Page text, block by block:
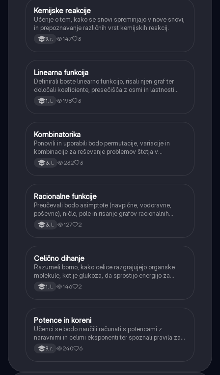
Naravoslovje
Kemijske reakcije
Učenje o tem, kako se snovi spreminjajo v nove snovi,
in prepoznavanje različnih vrst kemijskih reakcij.
9. r. 147 3
Matematika
Linearna funkcija
Definirali boste linearno funkcijo, risali njen graf ter
določali koeficiente, presečišča z osmi in lastnosti
(naraščanje/padanje).
1. l. 198 3
Matematika
Kombinatorika
Ponovili in uporabili bodo permutacije, variacije in
kombinacije za reševanje problemov štetja v
verjetnosti.
3. l. 232 3
Matematika
Racionalne funkcije
Preučevali bodo asimptote (navpične, vodoravne,
poševne), ničle, pole in risanje grafov racionalnih
funkcij.
3. l. 127 2
Biologija
Celično dihanje
Razumeli bomo, kako celice razgrajujejo organske
molekule, kot je glukoza, da sprostijo energijo za
svoje delovanje.
1. l. 146 2
Matematika
Potence in koreni
Učenci se bodo naučili računati s potencami z
naravnimi in celimi eksponenti ter spoznali pravila za
računanje z njimi. Obravnavali bodo kvadratne in
kubične korene ter delno korenjenje in racionalizacijo
9. r. 240 6